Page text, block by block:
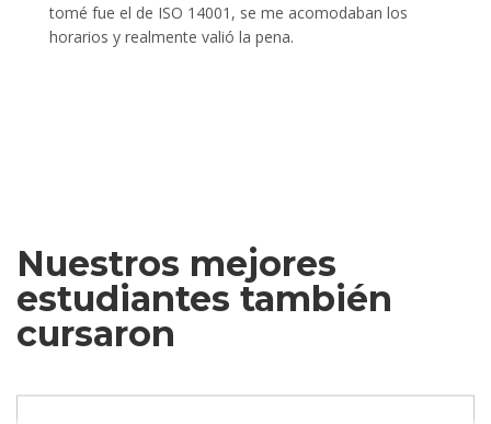
tomé fue el de ISO 14001, se me acomodaban los
horarios y realmente valió la pena.
Nuestros mejores
estudiantes también
cursaron